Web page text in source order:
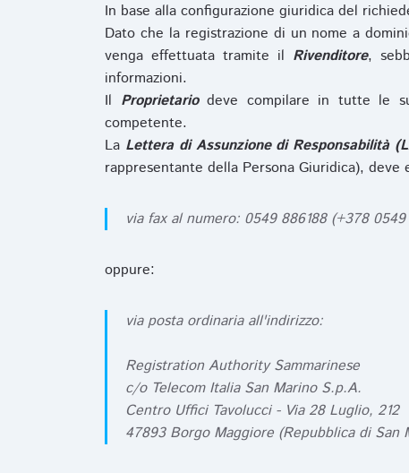
In base alla configurazione giuridica del
Dato che la registrazione di un nome a
venga effettuata tramite il Rivenditore,
informazioni.
Il Proprietariodeve compilare in tutte le
competente.
La Lettera di Assunzione di Responsabilità
rappresentante della Persona Giuridica), deve
via fax al numero: 0549 886188 (+378
oppure:
via posta ordinaria all'indirizzo:
Registration Authority Sammarinese
c/o Telecom Italia San Marino S.p.A.
Centro Uffici Tavolucci - Via 28 Luglio, 212
47893 Borgo Maggiore (Repubblica di San